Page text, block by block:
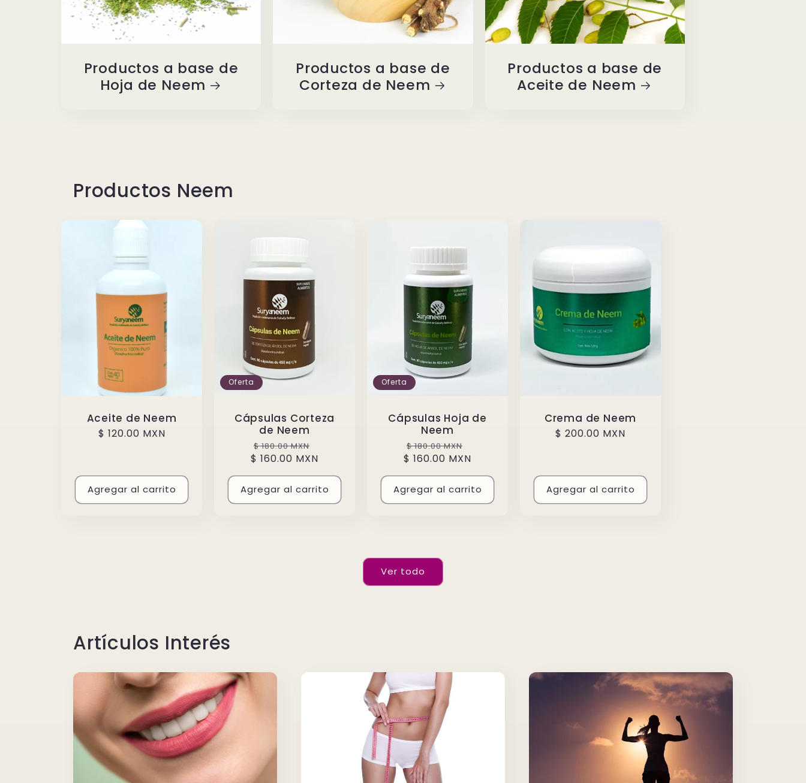
Productos a base de
Hoja de Neem
Productos a base de
Corteza de Neem
Productos a base de
Aceite de Neem
Productos Neem
Aceite de Neem
Precio
$ 120.00 MXN
Agregar al carrito
Oferta
Cápsulas Corteza
de Neem
Precio
habitual
$ 180.00 MXN
de
$ 160.00 MXN
Agregar al carrito
Oferta
Cápsulas Hoja de
Neem
Precio
habitual
$ 180.00 MXN
de
$ 160.00 MXN
Agregar al carrito
Crema de Neem
Precio
$ 200.00 MXN
Agregar al carrito
Ver todo
Artículos Interés